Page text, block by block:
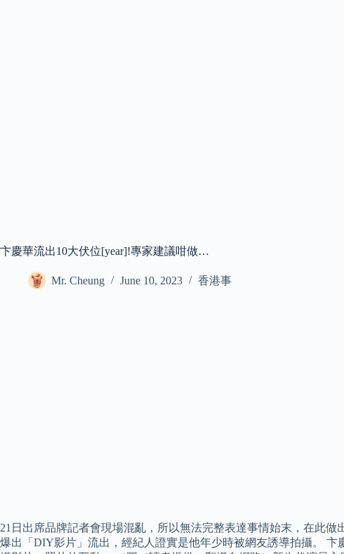
卞慶華流出10大伏位[year]!專家建議咁做…
Mr. Cheung June 10, 2023 香港事
21日出席品牌記者會現場混亂，所以無法完整表達事情始末，在此
爆出「DIY影片」流出，經紀人證實是他年少時被網友誘導拍攝。